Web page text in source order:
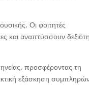
Οι φοιτητές
και αναπτύσσουν
προσφέροντας τη
εξάσκηση